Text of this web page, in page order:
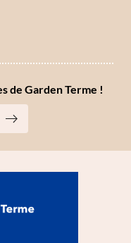
de Garden Terme !